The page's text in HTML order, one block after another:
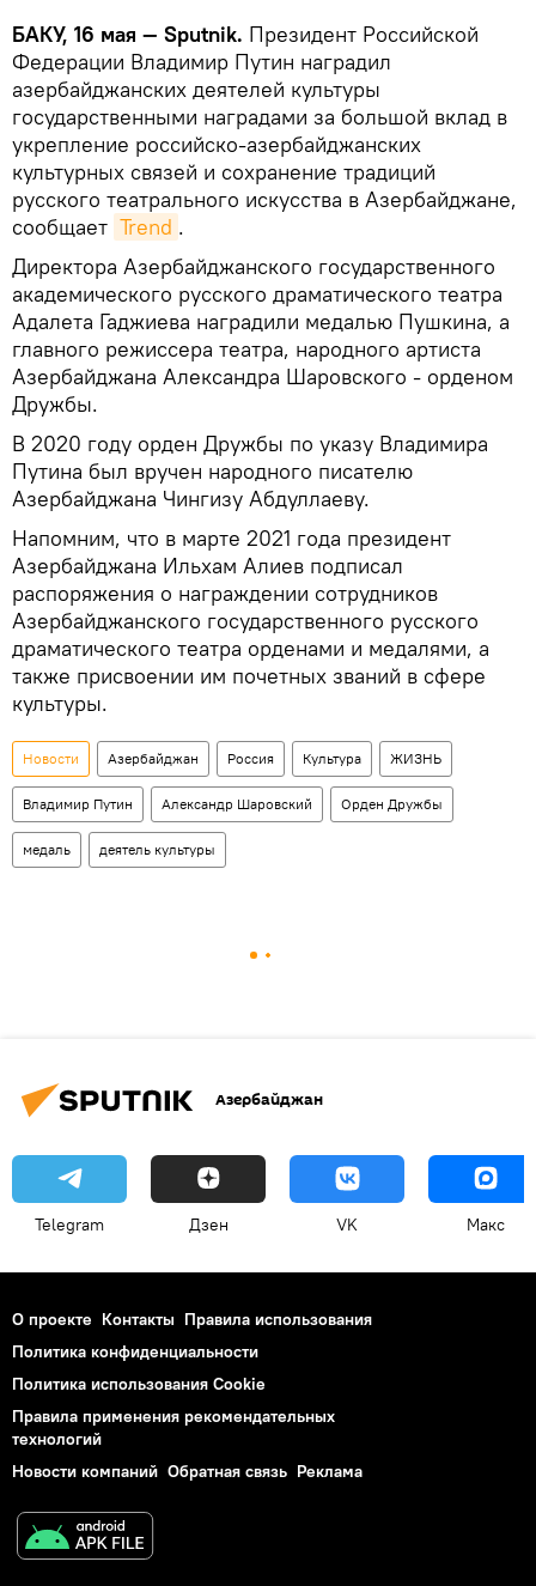
БАКУ, 16 мая — Sputnik. Президент Российской
Федерации Владимир Путин наградил
азербайджанских деятелей культуры
государственными наградами за большой вклад в
укрепление российско-азербайджанских
культурных связей и сохранение традиций
русского театрального искусства в Азербайджане,
сообщает Trend .
Директора Азербайджанского государственного
академического русского драматического театра
Адалета Гаджиева наградили медалью Пушкина, а
главного режиссера театра, народного артиста
Азербайджана Александра Шаровского - орденом
Дружбы.
В 2020 году орден Дружбы по указу Владимира
Путина был вручен народного писателю
Азербайджана Чингизу Абдуллаеву.
Напомним, что в марте 2021 года президент
Азербайджана Ильхам Алиев подписал
распоряжения о награждении сотрудников
Азербайджанского государственного русского
драматического театра орденами и медалями, а
также присвоении им почетных званий в сфере
культуры.
Новости Азербайджан Россия Культура ЖИЗНЬ
Владимир Путин Александр Шаровский Орден Дружбы
медаль деятель культуры
Азербайджан
Telegram Дзен VK Макс
О проекте Контакты Правила использования
Политика конфиденциальности
Политика использования Cookie
Правила применения рекомендательных
технологий
Новости компаний Обратная связь Реклама